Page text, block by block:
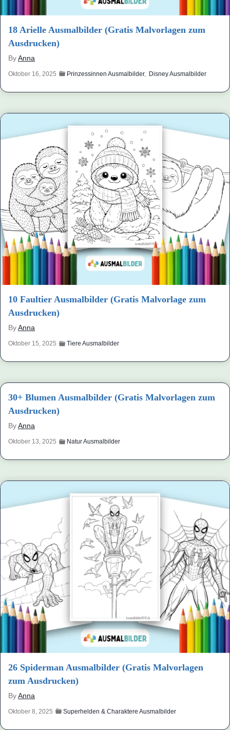
18 Arielle Ausmalbilder (Gratis Malvorlagen zum
Ausdrucken)
ByAnna
Oktober 16, 2025 Prinzessinnen Ausmalbilder, Disney Ausmalbilder
10 Faultier Ausmalbilder (Gratis Malvorlage zum
Ausdrucken)
ByAnna
Oktober 15, 2025 Tiere Ausmalbilder
30+ Blumen Ausmalbilder (Gratis Malvorlagen zum
Ausdrucken)
ByAnna
Oktober 13, 2025 Natur Ausmalbilder
26 Spiderman Ausmalbilder (Gratis Malvorlagen
zum Ausdrucken)
ByAnna
Oktober 8, 2025 Superhelden & Charaktere Ausmalbilder